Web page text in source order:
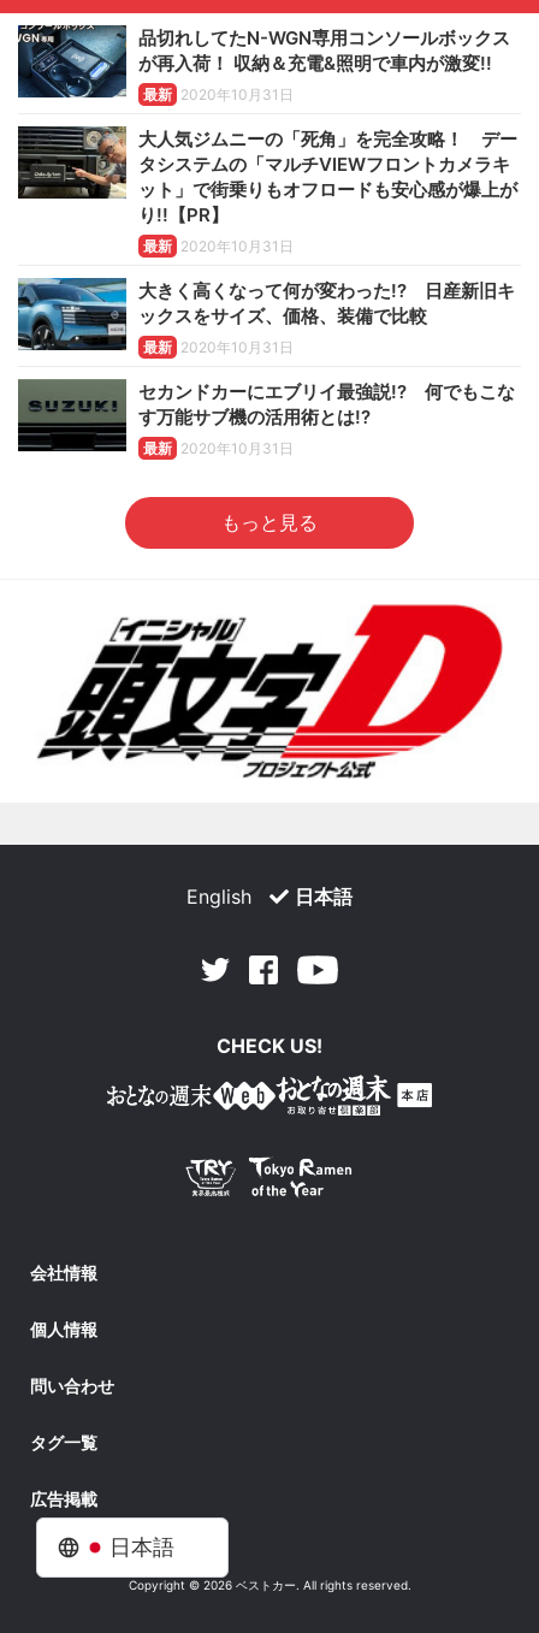
日本語
品切れしてたN-WGN専用コンソールボックス
が再入荷！ 収納＆充電&照明で車内が激変!!
最新 2020年10月31日
大人気ジムニーの「死角」を完全攻略！ デー
タシステムの「マルチVIEWフロントカメラキ
ット」で街乗りもオフロードも安心感が爆上が
り!!【PR】
最新 2020年10月31日
大きく高くなって何が変わった!? 日産新旧キ
ックスをサイズ、価格、装備で比較
最新 2020年10月31日
セカンドカーにエブリイ最強説!? 何でもこな
す万能サブ機の活用術とは!?
最新 2020年10月31日
もっと見る
English 日本語
Twitter Facebook
CHECK US!
会社情報
個人情報
問い合わせ
タグ一覧
広告掲載
Copyright © 2026 ベストカー. All rights reserved.